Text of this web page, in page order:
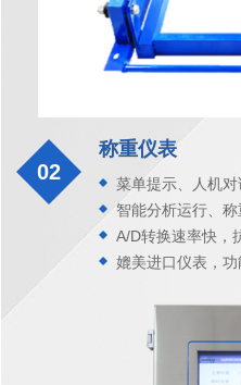
02
称重仪表
菜单提示、人机对
智能分析运行、称
A/D转换速率快，
媲美进口仪表，